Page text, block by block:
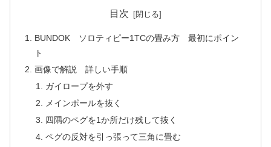
目次
BUNDOK ソロティピー1TCの畳み方 最初にポイン
ト
画像で解説 詳しい手順
ガイロープを外す
メインポールを抜く
四隅のペグを1か所だけ残して抜く
ペグの反対を引っ張って三角に畳む